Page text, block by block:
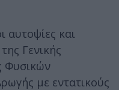
και
Γενικής
Φυσικών
με εντατικούς